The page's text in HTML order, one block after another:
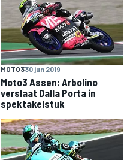
MOTO330 jun 2019
Moto3 Assen: Arbolino
verslaat Dalla Porta in
spektakelstuk